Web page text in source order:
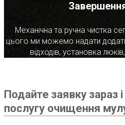
Механічна та ручна чистка
цього ми можемо надати
відходів, установка
Подайте заявку зараз
послугу очищення